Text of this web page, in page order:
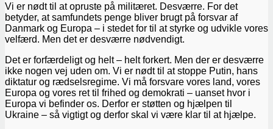
Vi er nødt til at opruste på militæret. Desværre. For det
betyder, at samfundets penge bliver brugt på forsvar af
Danmark og Europa – i stedet for til at styrke og udvikle vores
velfærd. Men det er desværre nødvendigt.
Det er forfærdeligt og helt – helt forkert. Men der er desværre
ikke nogen vej uden om. Vi er nødt til at stoppe Putin, hans
diktatur og rædselsregime. Vi må forsvare vores land, vores
Europa og vores ret til frihed og demokrati – uanset hvor i
Europa vi befinder os. Derfor er støtten og hjælpen til
Ukraine – så vigtigt og derfor skal vi være klar til at hjælpe.